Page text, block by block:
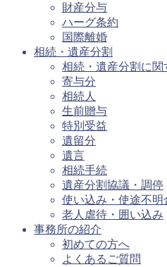
財産分与
ハーグ条約
国際離婚
相続・遺産分割
相続・遺産分割に関
寄与分
相続人
生前贈与
特別受益
遺留分
遺言
相続手続
遺産分割協議・調停
使い込み・使途不明
老人虐待・囲い込み
事務所の紹介
初めての方へ
よくあるご質問